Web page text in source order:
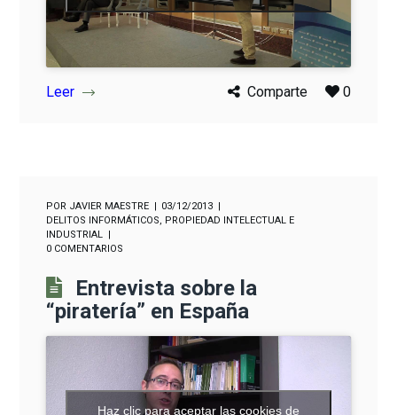
Leer Comparte 0
POR JAVIER MAESTRE
03/12/2013
DELITOS INFORMÁTICOS, PROPIEDAD INTELECTUAL E
INDUSTRIAL
0 COMENTARIOS
Entrevista sobre la
“piratería” en España
Haz clic para aceptar las cookies de